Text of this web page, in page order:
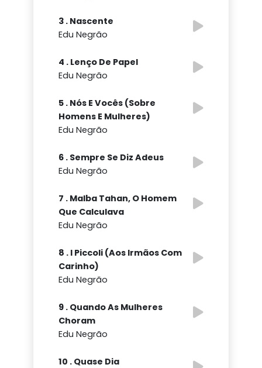
3 . Nascente
Edu Negrão
4 . Lenço De Papel
Edu Negrão
5 . Nós E Vocês (Sobre
Homens E Mulheres)
Edu Negrão
6 . Sempre Se Diz Adeus
Edu Negrão
7 . Malba Tahan, O Homem
Que Calculava
Edu Negrão
8 . I Piccoli (Aos Irmãos Com
Carinho)
Edu Negrão
9 . Quando As Mulheres
Choram
Edu Negrão
10 . Quase Dia